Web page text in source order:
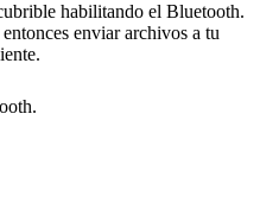
habilitando el Bluetooth.
enviar archivos a tu